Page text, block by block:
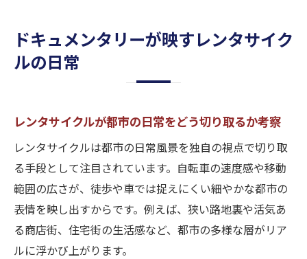
レンタサイクルと都市生活が生む変化の兆
し
レンタサイクルで見る都市労働の現場と実
自転車移動で都市生活を読み解く新潮流
レンタサイクルがもたらす都市生活の新た
な視点
都市を自転車で読み解くドキュメンタリー
の魅力
レンタサイクル利用者が映す街の変化に迫
ドキュメンタリーが映すレンタサイク
ルの日常
レンタサイクルが都市の日常をどう切り取るか考察
レンタサイクルは都市の日常風景を独自の視点で切り取
る手段として注目されています。自転車の速度感や移動
範囲の広さが、徒歩や車では捉えにくい細やかな都市の
表情を映し出すからです。例えば、狭い路地裏や活気あ
る商店街、住宅街の生活感など、都市の多様な層がリア
ルに浮かび上がります。